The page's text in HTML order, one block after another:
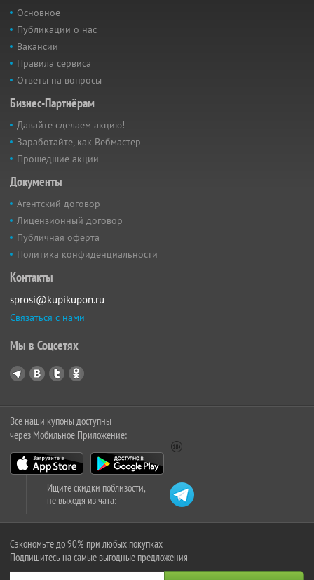
Основное
Публикации о нас
Вакансии
Правила сервиса
Ответы на вопросы
Бизнес-Партнёрам
Давайте сделаем акцию!
Заработайте, как Вебмастер
Прошедшие акции
Документы
Агентский договор
Лицензионный договор
Публичная оферта
Политика конфиденциальности
Контакты
sprosi@kupikupon.ru
Связаться с нами
Мы в Соцсетях
Все наши купоны доступны
через Мобильное Приложение:
Ищите скидки поблизости,
не выходя из чата:
Сэкономьте до 90% при любых покупках
Подпишитесь на самые выгодные предложения